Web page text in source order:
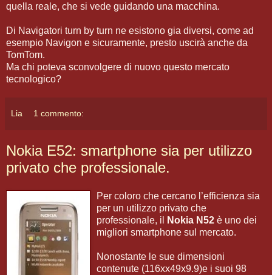
quella reale, che si vede guidando una macchina.
Di Navigatori turn by turn ne esistono gia diversi, come ad
esempio Navigon e sicuramente, presto uscirà anche da
TomTom.
Ma chi poteva sconvolgere di nuovo questo mercato
tecnologico?
Lia 1 commento:
Nokia E52: smartphone sia per utilizzo
privato che professionale.
Per coloro che cercano l’efficienza sia
per un utilizzo privato che
professionale, il
Nokia N52 è uno dei
migliori smartphone sul mercato.
Nonostante le sue dimensioni
contenute (116xx49x9.9)e i suoi 98